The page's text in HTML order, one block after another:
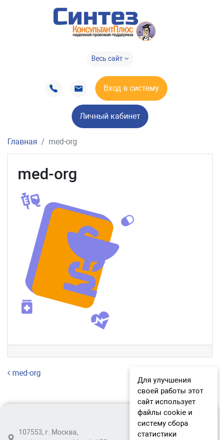
Весь сайт
Вход в систему
Личный кабинет
Главная med-org
med-org
Навигация по записям
med-org
107553, г. Москва,
Для улучшения
своей работы этот
сайт использует
файлы cookie и
систему сбора
статистики